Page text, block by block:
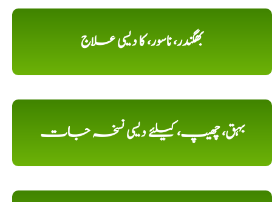
بھگندر، ناسور، کا دیسی علاج
بہق، چھیپ، کیلئے دیسی نسخہ جات